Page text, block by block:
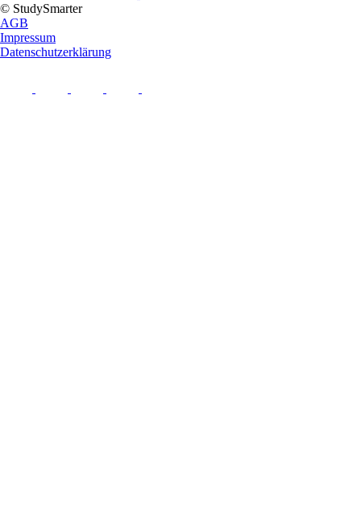
© StudySmarter
AGB
Impressum
Datenschutzerklärung